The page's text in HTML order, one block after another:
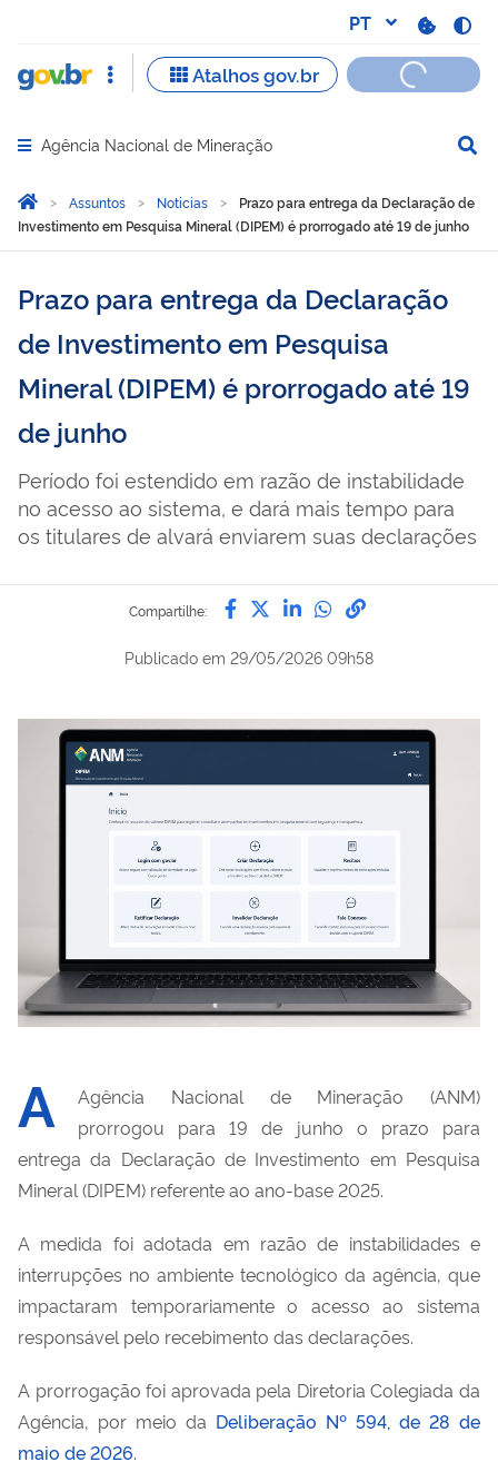
Abrir menu principal de navegação
Agência Nacional de Mineração
Você está aqui:
Página Inicial
Assuntos Noticias
Prazo para entrega da Declaração de
Investimento em Pesquisa Mineral (DIPEM) é prorrogado até 19 de junho
Prazo para entrega da Declaração
de Investimento em Pesquisa
Mineral (DIPEM) é prorrogado até 19
de junho
Período foi estendido em razão de instabilidade
no acesso ao sistema, e dará mais tempo para
os titulares de alvará enviarem suas declarações
Compartilhe: Compartilhe por Facebook
Compartilhe por Twitter
Compartilhe por
Compartilhe
link para
Publicado em 29/05/2026 09h58
A
Agência Nacional de Mineração (ANM)
prorrogou para 19 de junho o prazo para
entrega da Declaração de Investimento em Pesquisa
Mineral (DIPEM) referente ao ano-base 2025.
A medida foi adotada em razão de instabilidades e
interrupções no ambiente tecnológico da agência, que
impactaram temporariamente o acesso ao sistema
responsável pelo recebimento das declarações.
A prorrogação foi aprovada pela Diretoria Colegiada da
Agência, por meio da Deliberação Nº 594, de 28 de
maio de 2026.